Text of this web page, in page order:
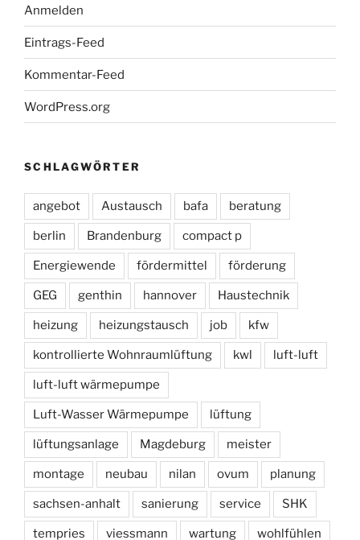
Anmelden
Eintrags-Feed
Kommentar-Feed
WordPress.org
SCHLAGWÖRTER
angebot Austausch bafa beratung
berlin Brandenburg compact p
Energiewende fördermittel förderung
GEG genthin hannover Haustechnik
heizung heizungstausch job kfw
kontrollierte Wohnraumlüftung kwl luft-luft
luft-luft wärmepumpe
Luft-Wasser Wärmepumpe lüftung
lüftungsanlage Magdeburg meister
montage neubau nilan ovum planung
sachsen-anhalt sanierung service SHK
tempries viessmann wartung wohlfühlen